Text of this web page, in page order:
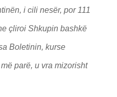
i cili nesër, por 111
çliroi Shkupin bashkë
Boletinin, kurse
parë, u vra mizorisht